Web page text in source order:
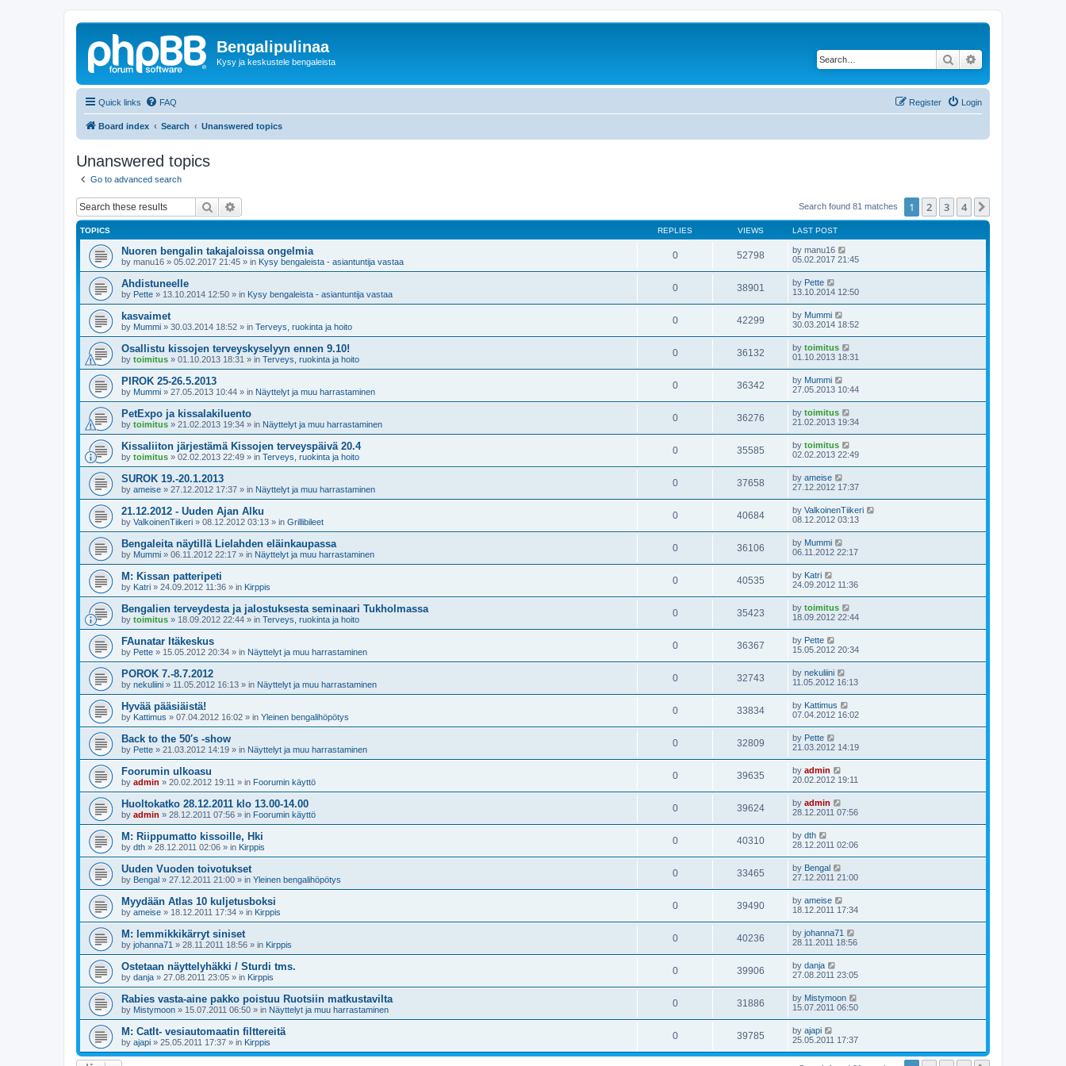
Bengalipulinaa
Kysy ja keskustele bengaleista Search
Quick links FAQ Login
Register
Board index Search Unanswered topics
Unanswered topics
Go to advanced search
Search Search found 81 matches 1 2 3 4
TOPICS REPLIES VIEWS LAST POST
Nuoren bengalin takajaloissa ongelmia
by manu16 » 05.02.2017 21:45 » in Kysy bengaleista - asiantuntija vastaa
0 52798 by manu16
05.02.2017 21:45
Ahdistuneelle
by Pette » 13.10.2014 12:50 » in Kysy bengaleista - asiantuntija vastaa
0 38901 by Pette
13.10.2014 12:50
kasvaimet
by Mummi » 30.03.2014 18:52 » in Terveys, ruokinta ja hoito
0 42299 by Mummi
30.03.2014 18:52
Osallistu kissojen terveyskyselyyn ennen 9.10!
by toimitus » 01.10.2013 18:31 » in Terveys, ruokinta ja hoito
0 36132 by toimitus
01.10.2013 18:31
PIROK 25-26.5.2013
by Mummi » 27.05.2013 10:44 » in Näyttelyt ja muu harrastaminen
0 36342 by Mummi
27.05.2013 10:44
PetExpo ja kissalakiluento
by toimitus » 21.02.2013 19:34 » in Näyttelyt ja muu harrastaminen
0 36276 by toimitus
21.02.2013 19:34
Kissaliiton järjestämä Kissojen terveyspäivä 20.4
by toimitus » 02.02.2013 22:49 » in Terveys, ruokinta ja hoito
0 35585 by toimitus
02.02.2013 22:49
SUROK 19.-20.1.2013
by ameise » 27.12.2012 17:37 » in Näyttelyt ja muu harrastaminen
0 37658 by ameise
27.12.2012 17:37
21.12.2012 - Uuden Ajan Alku
by ValkoinenTiikeri » 08.12.2012 03:13 » in Grillibileet
0 40684 by ValkoinenTiikeri
08.12.2012 03:13
Bengaleita näytillä Lielahden eläinkaupassa
by Mummi » 06.11.2012 22:17 » in Näyttelyt ja muu harrastaminen
0 36106 by Mummi
06.11.2012 22:17
M: Kissan patteripeti
by Katri » 24.09.2012 11:36 » in Kirppis
0 40535 by Katri
24.09.2012 11:36
Bengalien terveydesta ja jalostuksesta seminaari Tukholmassa
by toimitus » 18.09.2012 22:44 » in Terveys, ruokinta ja hoito
0 35423 by toimitus
18.09.2012 22:44
FAunatar Itäkeskus
by Pette » 15.05.2012 20:34 » in Näyttelyt ja muu harrastaminen
0 36367 by Pette
15.05.2012 20:34
POROK 7.-8.7.2012
by nekuliini » 11.05.2012 16:13 » in Näyttelyt ja muu harrastaminen
0 32743 by nekuliini
11.05.2012 16:13
Hyvää pääsiäistä!
by Kattimus » 07.04.2012 16:02 » in Yleinen bengalihöpötys
0 33834 by Kattimus
07.04.2012 16:02
Back to the 50′s -show
by Pette » 21.03.2012 14:19 » in Näyttelyt ja muu harrastaminen
0 32809 by Pette
21.03.2012 14:19
Foorumin ulkoasu
by admin » 20.02.2012 19:11 » in Foorumin käyttö
0 39635 by admin
20.02.2012 19:11
Huoltokatko 28.12.2011 klo 13.00-14.00
by admin » 28.12.2011 07:56 » in Foorumin käyttö
0 39624 by admin
28.12.2011 07:56
M: Riippumatto kissoille, Hki
by dth » 28.12.2011 02:06 » in Kirppis
0 40310 by dth
28.12.2011 02:06
Uuden Vuoden toivotukset
by Bengal » 27.12.2011 21:00 » in Yleinen bengalihöpötys
0 33465 by Bengal
27.12.2011 21:00
Myydään Atlas 10 kuljetusboksi
by ameise » 18.12.2011 17:34 » in Kirppis
0 39490 by ameise
18.12.2011 17:34
M: lemmikkikärryt siniset
by johanna71 » 28.11.2011 18:56 » in Kirppis
0 40236 by johanna71
28.11.2011 18:56
Ostetaan näyttelyhäkki / Sturdi tms.
by danja » 27.08.2011 23:05 » in Kirppis
0 39906 by danja
27.08.2011 23:05
Rabies vasta-aine pakko poistuu Ruotsiin matkustavilta
by Mistymoon » 15.07.2011 06:50 » in Näyttelyt ja muu harrastaminen
0 31886 by Mistymoon
15.07.2011 06:50
M: CatIt- vesiautomaatin filttereitä
by ajapi » 25.05.2011 17:37 » in Kirppis
0 39785 by ajapi
25.05.2011 17:37